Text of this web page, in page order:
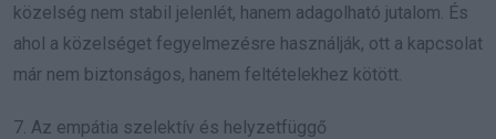
közelség nem stabil jelenlét, hanem adagolható jutalom. És
ahol a közelséget fegyelmezésre használják, ott a kapcsolat
már nem biztonságos, hanem feltételekhez kötött.
7. Az empátia szelektív és helyzetfüggő